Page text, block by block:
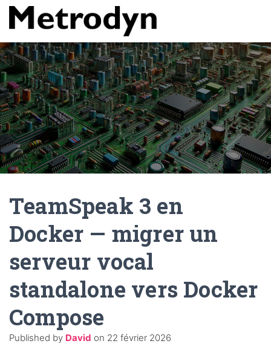
TeamSpeak 3 en
Docker — migrer un
serveur vocal
standalone vers Docker
Compose
Published by David on 22 février 2026